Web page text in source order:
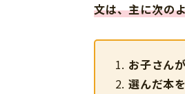
文は、主に次の
お子さん
選んだ本